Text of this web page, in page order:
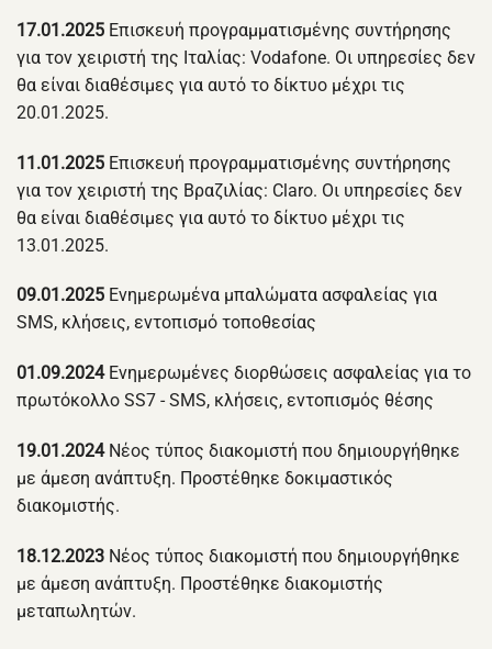
17.01.2025 Επισκευή προγραμματισμένης συντήρησης
για τον χειριστή της Ιταλίας: Vodafone. Οι υπηρεσίες δεν
θα είναι διαθέσιμες για αυτό το δίκτυο μέχρι τις
20.01.2025.
11.01.2025 Επισκευή προγραμματισμένης συντήρησης
για τον χειριστή της Βραζιλίας: Claro. Οι υπηρεσίες δεν
θα είναι διαθέσιμες για αυτό το δίκτυο μέχρι τις
13.01.2025.
09.01.2025 Ενημερωμένα μπαλώματα ασφαλείας για
SMS, κλήσεις, εντοπισμό τοποθεσίας
01.09.2024Ενημερωμένες διορθώσεις ασφαλείας για το
πρωτόκολλο SS7 - SMS, κλήσεις, εντοπισμός θέσης
19.01.2024Νέος τύπος διακομιστή που δημιουργήθηκε
με άμεση ανάπτυξη. Προστέθηκε δοκιμαστικός
διακομιστής.
18.12.2023 Νέος τύπος διακομιστή που δημιουργήθηκε
με άμεση ανάπτυξη. Προστέθηκε διακομιστής
μεταπωλητών.